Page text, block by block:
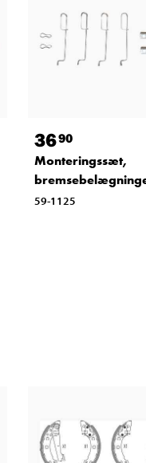
3690
Monteringssæt,
59-1125